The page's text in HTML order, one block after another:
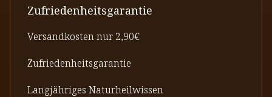
Zufriedenheitsgarantie
Versandkosten nur 2,90€
Zufriedenheitsgarantie
Langjähriges Naturheilwissen